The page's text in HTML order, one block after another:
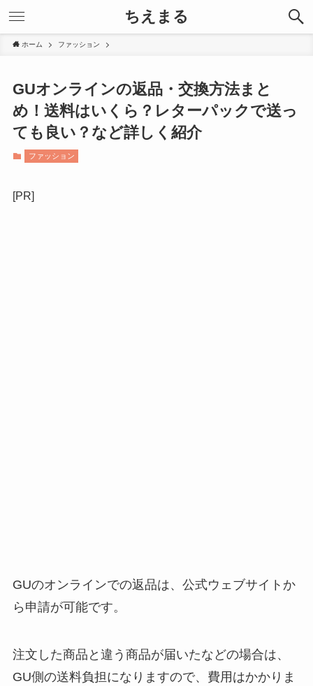
ちえまる
ホーム ファッション
GUオンラインの返品・交換方法まと
め！送料はいくら？レターパックで送っ
ても良い？など詳しく紹介
ファッション
[PR]
GUのオンラインでの返品は、公式ウェブサイトか
ら申請が可能です。
注文した商品と違う商品が届いたなどの場合は、
GU側の送料負担になりますので、費用はかかりま